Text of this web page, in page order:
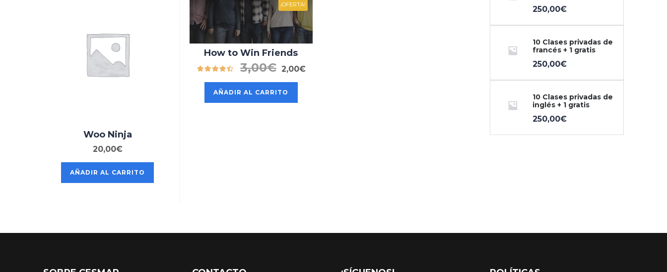
Woo Ninja
20,00€
AÑADIR AL CARRITO
¡OFERTA!
How to Win Friends
3,00€ 2,00€
AÑADIR AL CARRITO
250,00€
10 Clases privadas de
francés + 1 gratis
250,00€
10 Clases privadas de
inglés + 1 gratis
250,00€